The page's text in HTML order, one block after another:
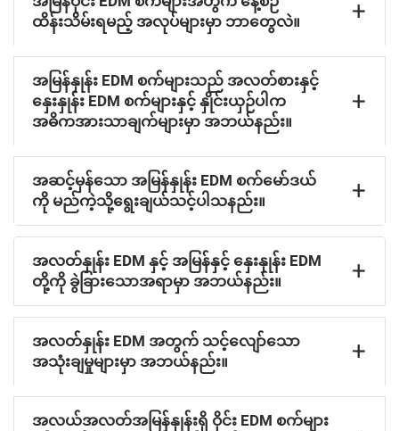
ထိန်းသိမ်းရမည့် အလုပ်များမှာ ဘာတွေလဲ။
အမြန်နှုန်း EDM စက်များသည် အလတ်စားနှင့်
နှေးနှုန်း EDM စက်များနှင့် နှိုင်းယှဉ်ပါက
အဓိကအားသာချက်များမှာ အဘယ်နည်း။
အဆင့်မှန်သော အမြန်နှုန်း EDM စက်မော်ဒယ်
ကို မည်ကဲ့သို့ရွေးချယ်သင့်ပါသနည်း။
အလတ်နှုန်း EDM နှင့် အမြန်နှင့် နှေးနှုန်း EDM
တို့ကို ခွဲခြားသောအရာမှာ အဘယ်နည်း။
အလတ်နှုန်း EDM အတွက် သင့်လျော်သော
အသုံးချမှုများမှာ အဘယ်နည်း။
အလယ်အလတ်အမြန်နှုန်းရှိ ဝိုင်း EDM စက်များ